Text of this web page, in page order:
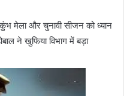
मेला और चुनावी सीजन को ध्यान
ने खुफिया विभाग में बड़ा